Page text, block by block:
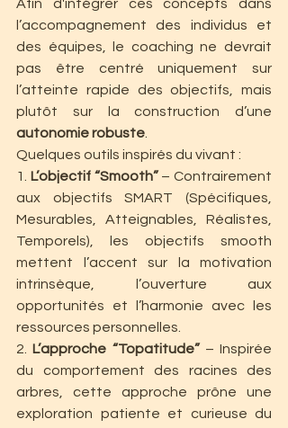
Afin d'intégrer ces concepts dans
l’accompagnement des individus et
des équipes, le coaching ne devrait
pas être centré uniquement sur
l’atteinte rapide des objectifs, mais
autonomie robuste.
Quelques outils inspirés du vivant :
1. L’objectif “Smooth” – Contrairement
aux objectifs SMART (Spécifiques,
Mesurables, Atteignables, Réalistes,
Temporels), les objectifs smooth
mettent l’accent sur la motivation
intrinsèque, l’ouverture aux
opportunités et l’harmonie avec les
ressources personnelles.
2. L’approche “Topatitude” – Inspirée
du comportement des racines des
arbres, cette approche prône une
exploration patiente et curieuse du